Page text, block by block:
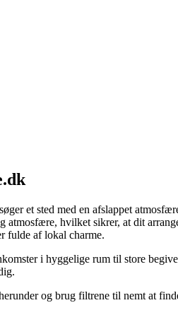
et sted med en afslappet
hvilket sikrer, at dit
fulde af lokal charme.
i hyggelige rum til store
og brug filtrene til nemt at